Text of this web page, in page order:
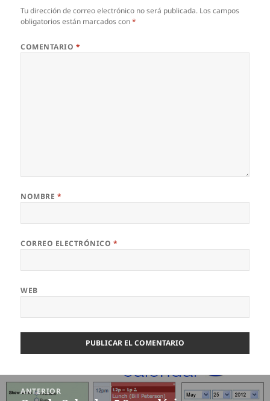
Tu dirección de correo electrónico no será publicada. Los campos
obligatorios están marcados con*
COMENTARIO *
NOMBRE *
CORREO ELECTRÓNICO *
WEB
Navegación
de
ANTERIOR